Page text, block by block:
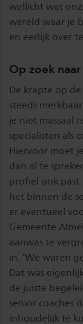
wellicht wat
wereld waar je
en eerlijk over
Op zoek
De krapte op
steeds
je niet massaal
specialisten als
Hiervoor moet
dan al te
profiel ook
het binnen de
er eventueel
Gemeente
aanwas te
in. ‘We waren
Dat was
de juiste
senior coaches
inhoudelijk te